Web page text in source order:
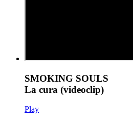
SMOKING SOULS
La cura (videoclip)
Play